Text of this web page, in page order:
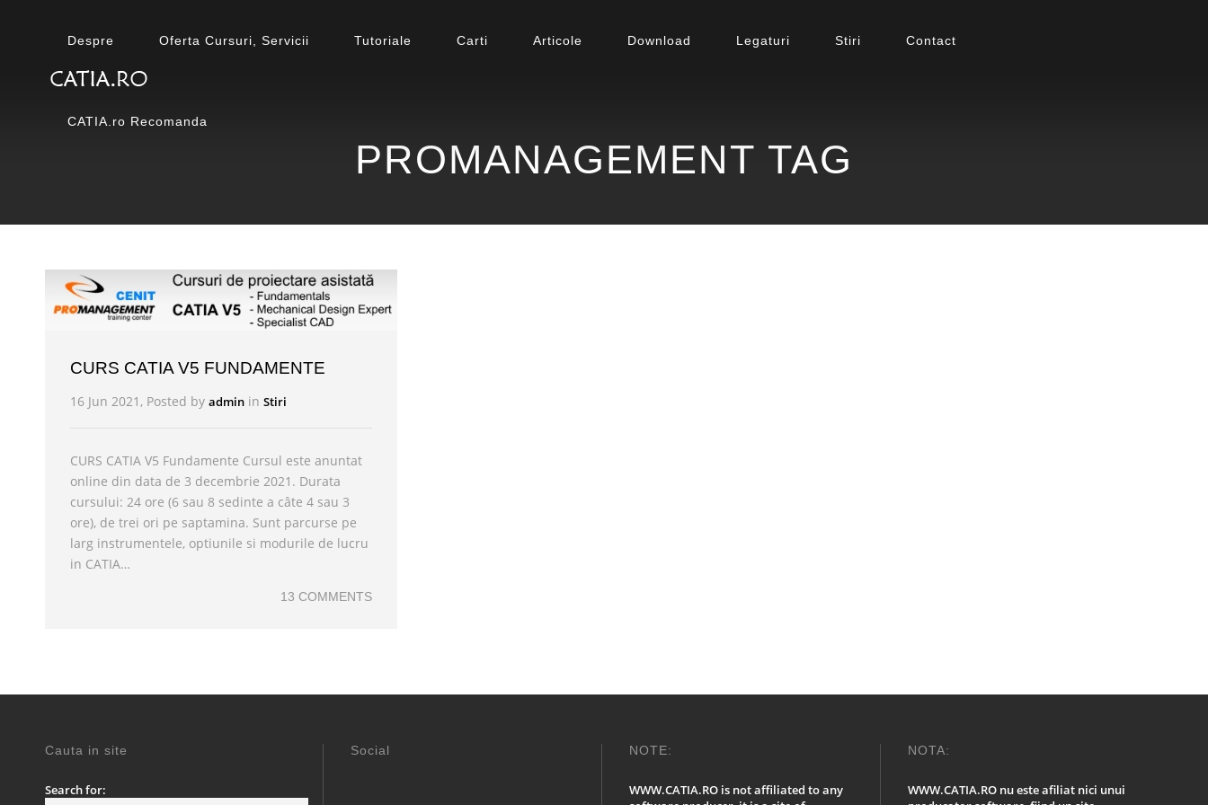
Despre Oferta Cursuri, Servicii Tutoriale Carti Articole Download Legaturi Stiri Contact
CATIA.ro Recomanda
PROMANAGEMENT TAG
CURS CATIA V5 FUNDAMENTE
16 Jun 2021, Posted by admin in Stiri
CURS CATIA V5 Fundamente Cursul este anuntat
online din data de 3 decembrie 2021. Durata
cursului: 24 ore (6 sau 8 sedinte a câte 4 sau 3
ore), de trei ori pe saptamina. Sunt parcurse pe
larg instrumentele, optiunile si modurile de lucru
in CATIA…
13 COMMENTS
Cauta in site
Search for:
Social NOTE:
WWW.CATIA.RO is not affiliated to any
NOTA:
WWW.CATIA.RO nu este afiliat nici unui